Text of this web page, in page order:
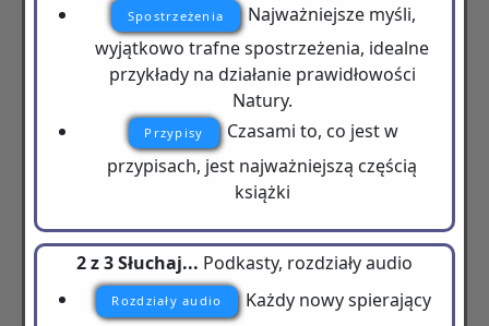
Spostrzeżenia
Najważniejsze myśli,
wyjątkowo trafne spostrzeżenia, idealne
przykłady na działanie prawidłowości
Natury.
Przypisy
Czasami to, co jest w
przypisach, jest najważniejszą częścią
książki
2 z 3 Słuchaj... Podkasty, rozdziały audio
Rozdziały audio
Każdy nowy spierający